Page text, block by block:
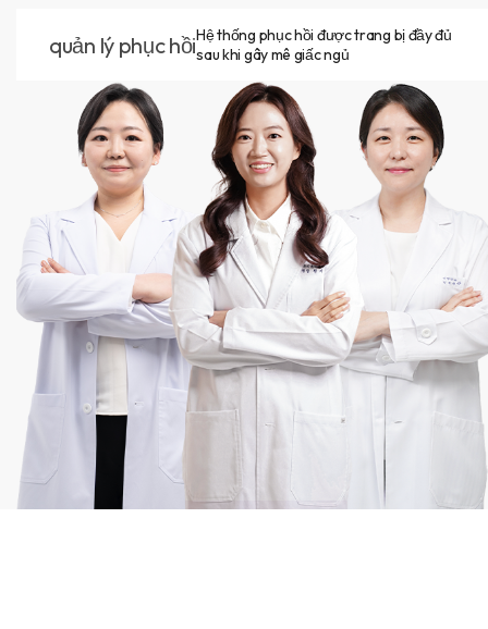
quản lý phục hồiHệ thống phục hồi được trang bị đầy đủ
sau khi gây mê giấc ngủ